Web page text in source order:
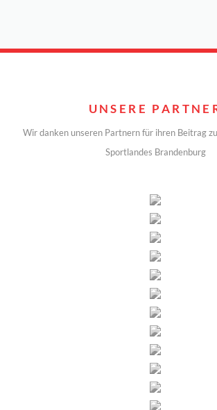
UNSERE
Wir danken unseren Partnern für ihren Beitrag
Sportlandes Brandenburg